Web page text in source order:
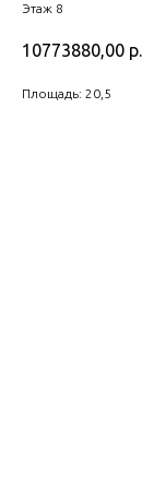
Этаж 8
10773880,00 р.
Площадь: 20,5